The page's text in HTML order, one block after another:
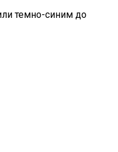
темно-синим до